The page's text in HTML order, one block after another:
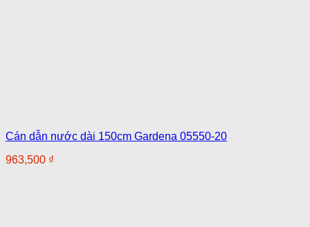
Cán dẫn nước dài 150cm Gardena 05550-20
963,500 ₫